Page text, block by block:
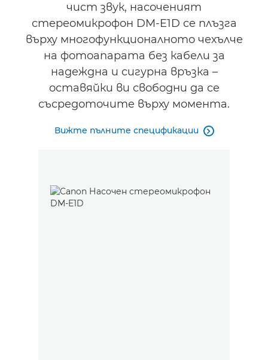
чист звук, насоченият
стереомикрофон DM-E1D се плъзга
върху многофункционалното чехълче
на фотоапарата без кабели за
надеждна и сигурна връзка –
оставяйки ви свободни да се
съсредоточите върху момента.
Вижте пълните спецификации 